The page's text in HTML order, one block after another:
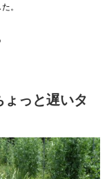
。
っと遅いタ